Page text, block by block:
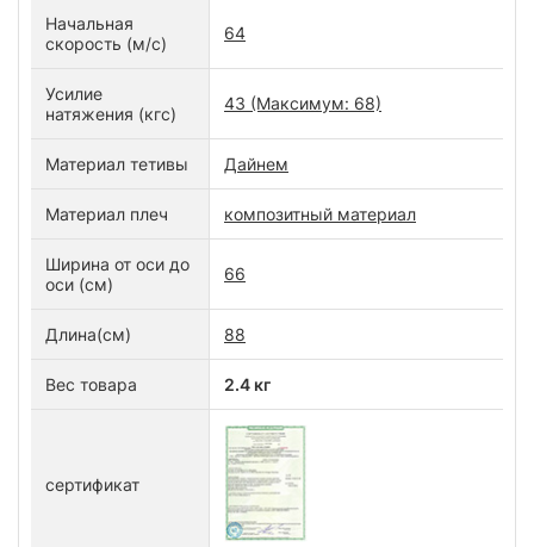
Начальная
скорость (м/с)
64
Усилие
натяжения (кгс)
43 (Максимум: 68)
Материал тетивы Дайнем
Материал плеч композитный материал
Ширина от оси до
оси (см)
66
Длина(см) 88
Вес товара 2.4 кг
сертификат